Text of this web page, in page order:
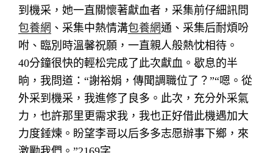
到機采，她一直關懷著獻血者，采集前仔細訊問
包養網 、采集中熱情溝包養網通、采集后耐煩吩
咐、臨別時溫馨祝願，一直親人般熱忱相待。
40分鐘很快的輕松完成了此次獻血。歇息的半
晌，我問道：“謝裕娟，傳聞調職位了？”“嗯。從
外采到機采，我進修了良多。此次，充分外采氣
力，也許那里更需求我，我也正好借此機遇加大
力度錘煉。盼望李哥以后多多志愿辦事下鄉，來